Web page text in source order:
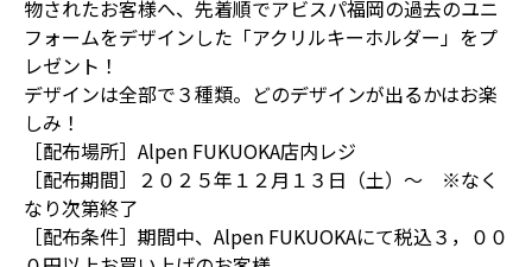
物されたお客様へ、先着順でアビスパ福岡の過去のユニ
フォームをデザインした「アクリルキーホルダー」をプ
レゼント！
デザインは全部で３種類。どのデザインが出るかはお楽
しみ！
［配布場所］Alpen FUKUOKA店内レジ
［配布期間］２０２５年１２月１３日（土）～ ※なく
なり次第終了
［配布条件］期間中、Alpen FUKUOKAにて税込３，００